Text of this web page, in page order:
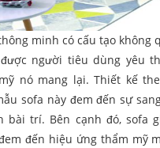
minh có cấu tạo không
người tiêu dùng yêu
nó mang lại. Thiết kế
sofa này đem đến sự
bài trí. Bên cạnh đó, sofa
đến hiệu ứng thẩm mỹ